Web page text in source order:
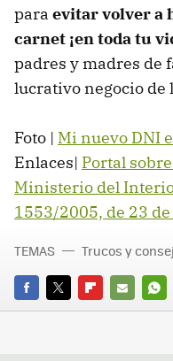
para evitar volver a
carnet ¡en toda tu
padres y madres de
lucrativo negocio de
Foto | Mi nuevo DNI
Enlaces| Portal
Ministerio del
1553/2005, de 23
FACEBOOK
TWITTERFLIPBOARD
E-
TEMAS Trucos y